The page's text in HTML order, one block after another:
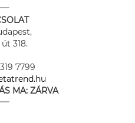
318.
7799
MA: ZÁRVA